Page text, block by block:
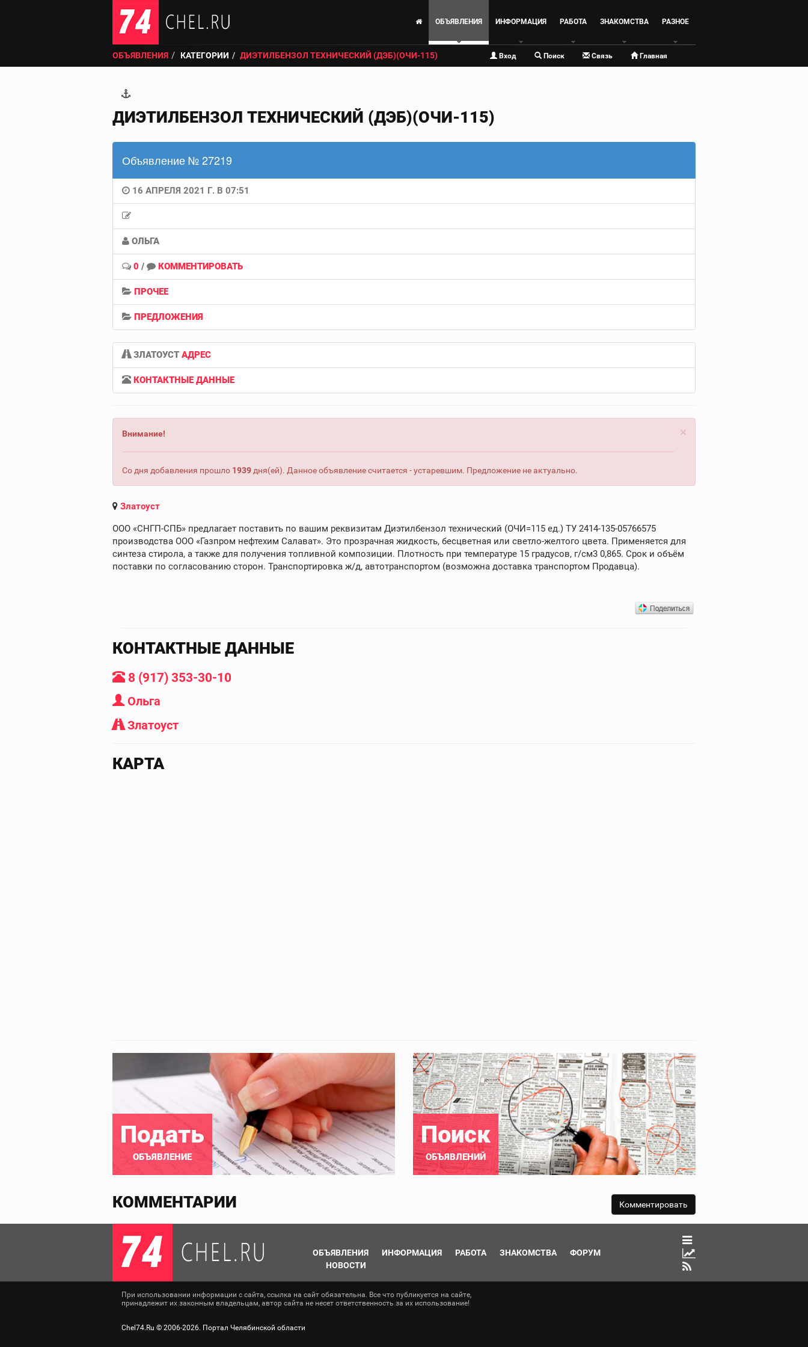
ОБЪЯВЛЕНИЯ ИНФОРМАЦИЯ РАБОТА ЗНАКОМСТВА РАЗНОЕ
ОБЪЯВЛЕНИЯ КАТЕГОРИИ ДИЭТИЛБЕНЗОЛ ТЕХНИЧЕСКИЙ (ДЭБ)(ОЧИ-115) Вход Поиск Связь Главная
ДИЭТИЛБЕНЗОЛ ТЕХНИЧЕСКИЙ (ДЭБ)(ОЧИ-115)
Объявление № 27219
16 АПРЕЛЯ 2021 Г. В 07:51
ОЛЬГА
0 / КОММЕНТИРОВАТЬ
ПРОЧЕЕ
ПРЕДЛОЖЕНИЯ
ЗЛАТОУСТАДРЕС
КОНТАКТНЫЕ ДАННЫЕ
×
Внимание!
Со дня добавления прошло 1939 дня(ей). Данное объявление считается - устаревшим. Предложение не актуально.
Златоуст
ООО «СНГП-СПБ» предлагает поставить по вашим реквизитам Диэтилбензол технический (ОЧИ=115 ед.) ТУ 2414-135-05766575
производства ООО «Газпром нефтехим Салават». Это прозрачная жидкость, бесцветная или светло-желтого цвета. Применяется для
синтеза стирола, а также для получения топливной композиции. Плотность при температуре 15 градусов, г/см3 0,865. Срок и объём
поставки по согласованию сторон. Транспортировка ж/д, автотранспортом (возможна доставка транспортом Продавца).
КОНТАКТНЫЕ ДАННЫЕ
8 (917) 353-30-10
Ольга
Златоуст
КАРТА
Подать
ОБЪЯВЛЕНИЕ
Поиск
ОБЪЯВЛЕНИЙ
КОММЕНТАРИИ
ОБЪЯВЛЕНИЯ ИНФОРМАЦИЯ РАБОТА ЗНАКОМСТВА
ФОРУМ
НОВОСТИ
При использовании информации с сайта, ссылка на сайт обязательна. Все что публикуется на сайте,
принадлежит их законным владельцам, автор сайта не несет ответственность за их использование!
Chel74.Ru © 2006-2026. Портал Челябинской области